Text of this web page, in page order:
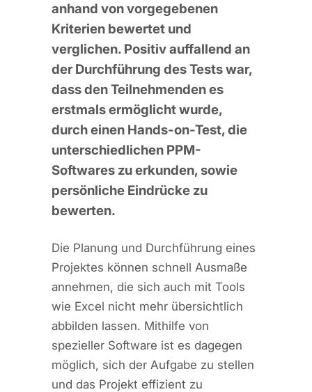
anhand von vorgegebenen
Kriterien bewertet und
verglichen. Positiv auffallend an
der Durchführung des Tests war,
dass den Teilnehmenden es
erstmals ermöglicht wurde,
durch einen Hands-on-Test, die
unterschiedlichen PPM-
Softwares zu erkunden, sowie
persönliche Eindrücke zu
bewerten.
Die Planung und Durchführung eines
Projektes können schnell Ausmaße
annehmen, die sich auch mit Tools
wie Excel nicht mehr übersichtlich
abbilden lassen. Mithilfe von
spezieller Software ist es dagegen
möglich, sich der Aufgabe zu stellen
und das Projekt effizient zu